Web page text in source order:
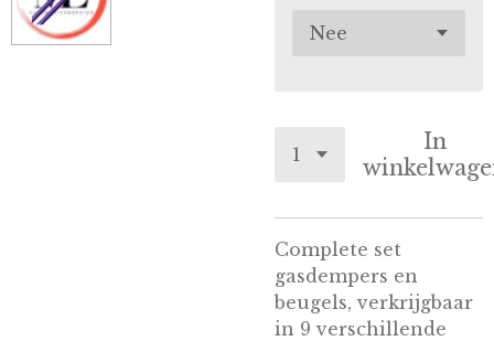
In
Complete set
gasdempers en
beugels, verkrijgbaar
in 9 verschillende